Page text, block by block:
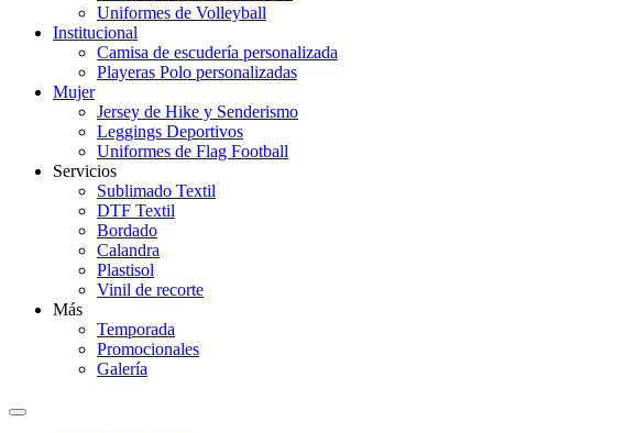
Uniformes de Volleyball
Institucional
Camisa de escudería personalizada
Playeras Polo personalizadas
Mujer
Jersey de Hike y Senderismo
Leggings Deportivos
Uniformes de Flag Football
Servicios
Sublimado Textil
DTF Textil
Bordado
Calandra
Plastisol
Vinil de recorte
Más
Temporada
Promocionales
Galería